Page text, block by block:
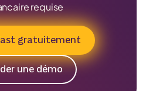
requise
gratuitement
une démo